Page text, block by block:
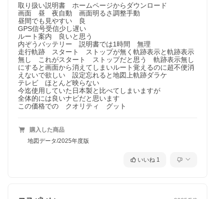
取り扱い説明書　ホームページからダウンロード
画面　昼　夜自動　画面明るさ調整手動
昼間でも見やすい　良
GPS信号受信少し遅い
ルート案内　良いと思う
内ぞうバッテリー　説明書では1時間　無理
走行軌跡　スタート　ストップが無く軌跡表示と軌跡表示
無し　これがスタート　ストップだと思う　軌跡表示無し
にすると画面から消えてしまいルート覚えるのに超不便消
えないで欲しい　設定忘れると地図上軌跡ダラケ
テレビ　ほとんど映らない
今迄使用していた日本製と比べてしまいますが
全体的には良いナビだと思います
この価格での　クオリティ　グット
購入した商品
地図データ/2025年度版
いいね 1